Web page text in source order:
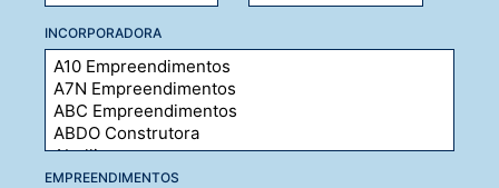
INCORPORADORA
EMPREENDIMENTOS